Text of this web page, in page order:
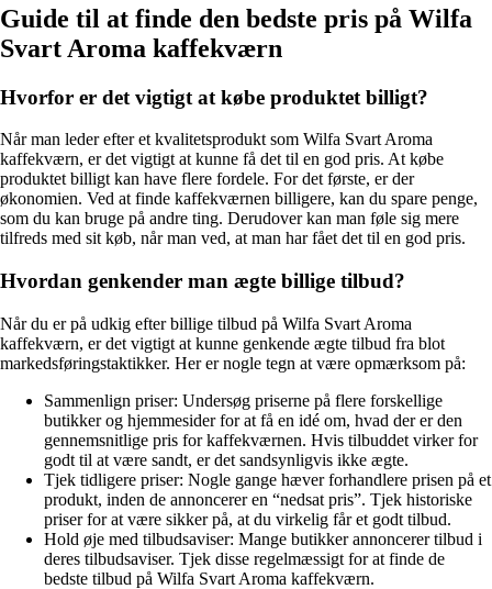
Guide til at finde den bedste pris på Wilfa
Svart Aroma kaffekværn
Hvorfor er det vigtigt at købe produktet billigt?
Når man leder efter et kvalitetsprodukt som Wilfa Svart Aroma
kaffekværn, er det vigtigt at kunne få det til en god pris. At købe
produktet billigt kan have flere fordele. For det første, er der
økonomien. Ved at finde kaffekværnen billigere, kan du spare penge,
som du kan bruge på andre ting. Derudover kan man føle sig mere
tilfreds med sit køb, når man ved, at man har fået det til en god pris.
Hvordan genkender man ægte billige tilbud?
Når du er på udkig efter billige tilbud på Wilfa Svart Aroma
kaffekværn, er det vigtigt at kunne genkende ægte tilbud fra blot
markedsføringstaktikker. Her er nogle tegn at være opmærksom på:
Sammenlign priser: Undersøg priserne på flere forskellige
butikker og hjemmesider for at få en idé om, hvad der er den
gennemsnitlige pris for kaffekværnen. Hvis tilbuddet virker for
godt til at være sandt, er det sandsynligvis ikke ægte.
Tjek tidligere priser: Nogle gange hæver forhandlere prisen på et
produkt, inden de annoncerer en “nedsat pris”. Tjek historiske
priser for at være sikker på, at du virkelig får et godt tilbud.
Hold øje med tilbudsaviser: Mange butikker annoncerer tilbud i
deres tilbudsaviser. Tjek disse regelmæssigt for at finde de
bedste tilbud på Wilfa Svart Aroma kaffekværn.